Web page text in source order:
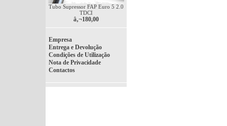
Tubo Supressor FAP Euro 5 2.0
TDCI
â‚¬180,00
Empresa
Entrega e Devolução
Condições de Utilização
Nota de Privacidade
Contactos